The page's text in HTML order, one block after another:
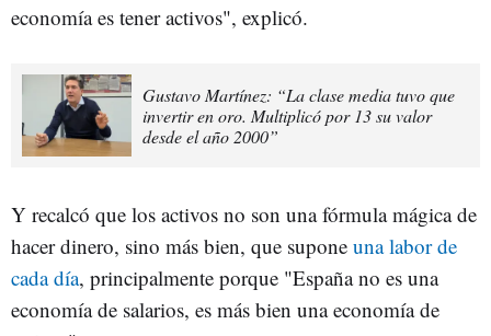
economía es tener activos", explicó.
Gustavo Martínez: “La clase media tuvo que
invertir en oro. Multiplicó por 13 su valor
desde el año 2000”
Y recalcó que los activos no son una fórmula mágica de
hacer dinero, sino más bien, que supone una labor de
cada día, principalmente porque "España no es una
economía de salarios, es más bien una economía de